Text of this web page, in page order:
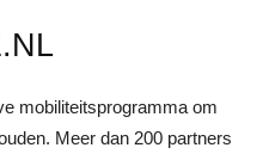
mobiliteitsprogramma om
Meer dan 200 partners